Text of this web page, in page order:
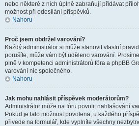
nebo některé z nich úplně zabraňují přidávat
možnost při odesílání příspěvků.
Nahoru
Proč jsem obdržel varování?
Každý administrátor si může stanovit vlastní
porušíte, může vám být uděleno varování.
plně v kompetenci administrátorů fóra a phpBB
varování nic společného.
Nahoru
Jak mohu nahlásit příspěvek moderátorům?
Administrátor může na fóru povolit nahlašování
Pokud je tato možnost povolena, u každého
přivede na formulář, kde vyplníte všechny